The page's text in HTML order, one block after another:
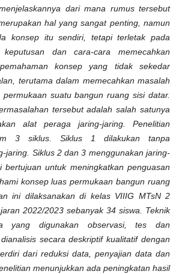
dari mana rumus tersebut
hal yang sangat penting, namun
konsep itu sendiri, tetapi terletak pada
dan cara-cara memecahkan
konsep yang tidak sekedar
terutama dalam memecahkan masalah
suatu bangun ruang sisi datar.
tersebutadalah salah satunya
alat peraga jaring-jaring . Penelitian
3 siklus . Siklus 1 dilakukan tanpa
jaring. Siklus 2 dan 3 menggunakan jaring-
bertujuan untuk meningkatkan penguasan
konsep luas permukaan bangun ruang
ini dilaksanakan di kelas VIIIG MTsN 2
2022/2023 sebanyak 34 siswa. Teknik
yang digunakan observasi, tes dan
secara deskriptif kualitatif dengan
dari reduksi data, penyajian data dan
menunjukkan adapeningkatan hasil